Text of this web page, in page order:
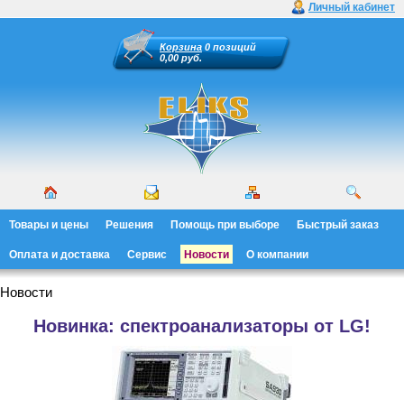
Личный кабинет
Корзина 0 позиций
0,00 руб.
Товары и цены Решения Помощь при выборе Быстрый заказ
Оплата и доставка Сервис Новости О компании
Новости
Новинка: спектроанализаторы от LG!